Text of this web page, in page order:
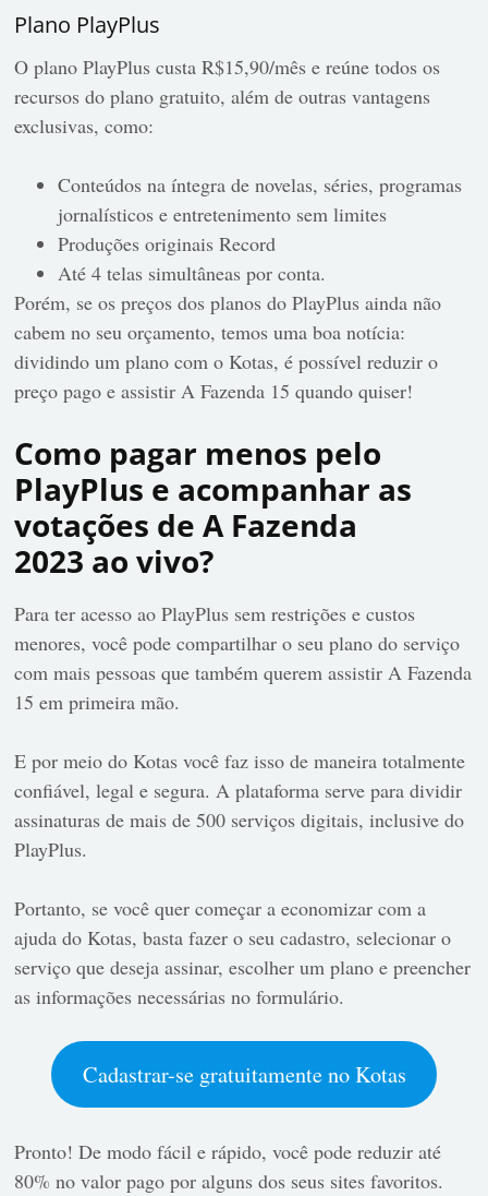
Plano PlayPlus
O plano PlayPlus custa R$15,90/mês e reúne todos os
recursos do plano gratuito, além de outras vantagens
exclusivas, como:
Conteúdos na íntegra de novelas, séries, programas
jornalísticos e entretenimento sem limites
Produções originais Record
Até 4 telas simultâneas por conta.
Porém, se os preços dos planos do PlayPlus ainda não
cabem no seu orçamento, temos uma boa notícia:
dividindo um plano com o Kotas, é possível reduzir o
preço pago e assistir A Fazenda 15 quando quiser!
Como pagar menos pelo
PlayPlus e acompanhar as
votações de A Fazenda
2023 ao vivo?
Para ter acesso ao PlayPlus sem restrições e custos
menores, você pode compartilhar o seu plano do serviço
com mais pessoas que também querem assistir A Fazenda
15 em primeira mão.
E por meio do Kotas você faz isso de maneira totalmente
confiável, legal e segura. A plataforma serve para dividir
assinaturas de mais de 500 serviços digitais, inclusive do
PlayPlus.
Portanto, se você quer começar a economizar com a
ajuda do Kotas, basta fazer o seu cadastro, selecionar o
serviço que deseja assinar, escolher um plano e preencher
as informações necessárias no formulário.
Cadastrar-se gratuitamente no Kotas
Pronto! De modo fácil e rápido, você pode reduzir até
80% no valor pago por alguns dos seus sites favoritos.